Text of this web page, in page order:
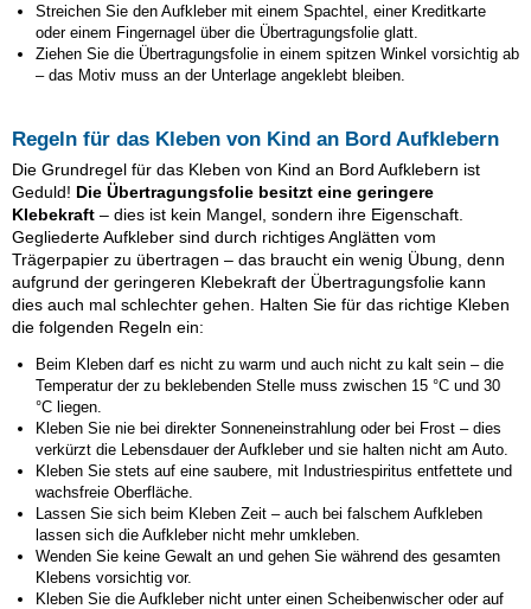
Streichen Sie den Aufkleber mit einem Spachtel, einer Kreditkarte
oder einem Fingernagel über die Übertragungsfolie glatt.
Ziehen Sie die Übertragungsfolie in einem spitzen Winkel vorsichtig ab
– das Motiv muss an der Unterlage angeklebt bleiben.
Regeln für das Kleben von Kind an Bord Aufklebern
Die Grundregel für das Kleben von Kind an Bord Aufklebern ist
Geduld! Die Übertragungsfolie besitzt eine geringere
Klebekraft – dies ist kein Mangel, sondern ihre Eigenschaft.
Gegliederte Aufkleber sind durch richtiges Anglätten vom
Trägerpapier zu übertragen – das braucht ein wenig Übung, denn
aufgrund der geringeren Klebekraft der Übertragungsfolie kann
dies auch mal schlechter gehen. Halten Sie für das richtige Kleben
die folgenden Regeln ein:
Beim Kleben darf es nicht zu warm und auch nicht zu kalt sein – die
Temperatur der zu beklebenden Stelle muss zwischen 15 °C und 30
°C liegen.
Kleben Sie nie bei direkter Sonneneinstrahlung oder bei Frost – dies
verkürzt die Lebensdauer der Aufkleber und sie halten nicht am Auto.
Kleben Sie stets auf eine saubere, mit Industriespiritus entfettete und
wachsfreie Oberfläche.
Lassen Sie sich beim Kleben Zeit – auch bei falschem Aufkleben
lassen sich die Aufkleber nicht mehr umkleben.
Wenden Sie keine Gewalt an und gehen Sie während des gesamten
Klebens vorsichtig vor.
Kleben Sie die Aufkleber nicht unter einen Scheibenwischer oder auf